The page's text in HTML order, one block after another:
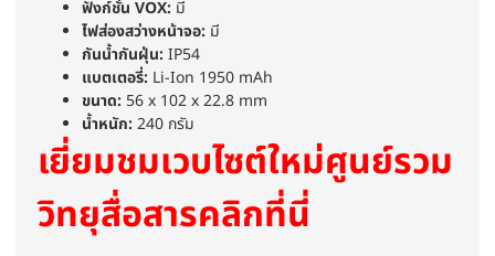
ฟังก์ชั่น VOX: มี
ไฟส่องสว่างหน้าจอ: มี
กันน้ำกันฝุ่น:IP54
แบตเตอรี่: Li-Ion 1950 mAh
ขนาด: 56 x 102 x 22.8 mm
น้ำหนัก:240 กรัม
เยี่ยมชมเวบไซต์ใหม่ศูนย์รวม
วิทยุสื่อสารคลิกที่นี่